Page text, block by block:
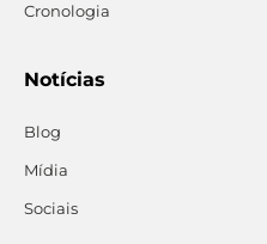
Cronologia
Notícias
Blog
Mídia
Sociais